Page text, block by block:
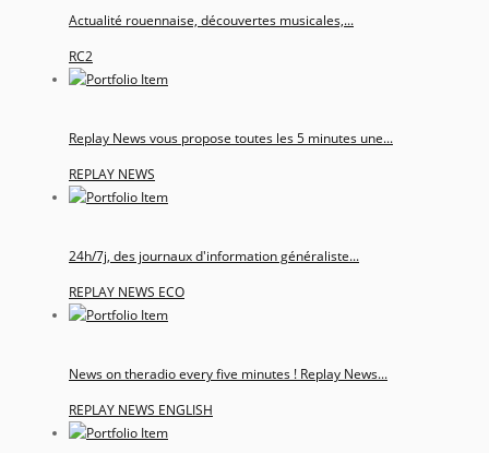
Actualité rouennaise, découvertes musicales,...
RC2
Replay News vous propose toutes les 5 minutes une...
REPLAY NEWS
24h/7j, des journaux d'information généraliste...
REPLAY NEWS ECO
News on theradio every five minutes ! Replay News...
REPLAY NEWS ENGLISH